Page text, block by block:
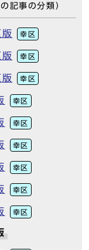
の記事の分類）
幸区
幸区
幸区
幸区
幸区
幸区
幸区
幸区
幸区